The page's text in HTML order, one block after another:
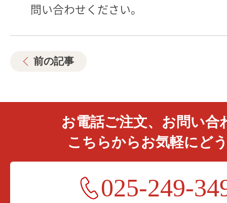
問い合わせください。
前の記事
お電話ご注文、お問い合
こちらからお気軽にど
025-249-